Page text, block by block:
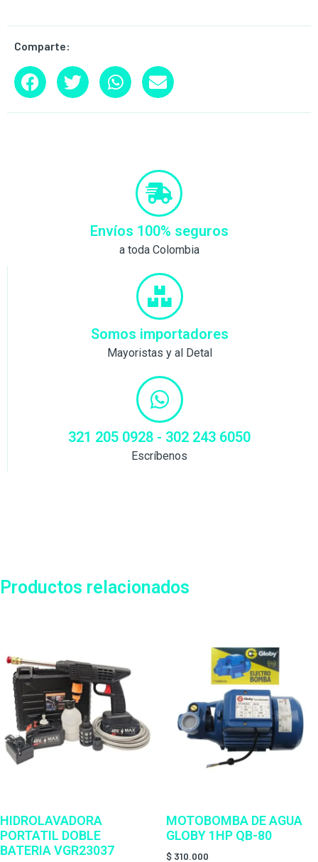
Comparte:
Envíos 100% seguros
a toda Colombia
Somos importadores
Mayoristas y al Detal
321 205 0928 - 302 243 6050
Escríbenos
Productos relacionados
HIDROLAVADORA
PORTATIL DOBLE
BATERIA VGR23037
MOTOBOMBA DE AGUA
GLOBY 1HP QB-80
$ 310.000